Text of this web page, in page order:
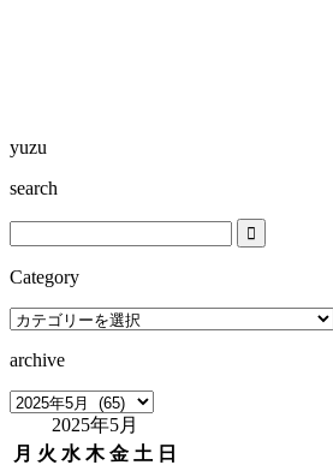
yuzu
search
Category
Category
archive
archive
2025年5月
月 火 水 木 金 土 日